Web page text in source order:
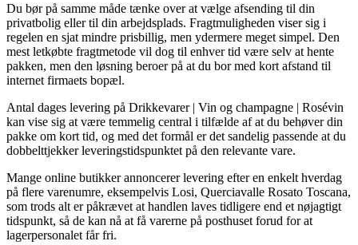
Du bør på samme måde tænke over at vælge afsending til din
privatbolig eller til din arbejdsplads. Fragtmuligheden viser sig i
regelen en sjat mindre prisbillig, men ydermere meget simpel. Den
mest letkøbte fragtmetode vil dog til enhver tid være selv at hente
pakken, men den løsning beroer på at du bor med kort afstand til
internet firmaets bopæl.
Antal dages levering på Drikkevarer | Vin og champagne | Rosévin
kan vise sig at være temmelig central i tilfælde af at du behøver din
pakke om kort tid, og med det formål er det sandelig passende at du
dobbelttjekker leveringstidspunktet på den relevante vare.
Mange online butikker annoncerer levering efter en enkelt hverdag
på flere varenumre, eksempelvis Losi, Querciavalle Rosato Toscana,
som trods alt er påkrævet at handlen laves tidligere end et nøjagtigt
tidspunkt, så de kan nå at få varerne på posthuset forud for at
lagerpersonalet får fri.